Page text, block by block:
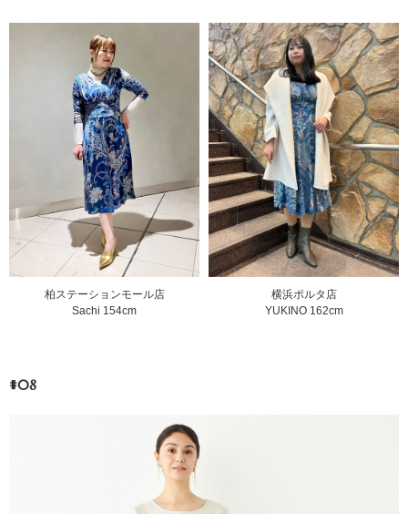
柏ステーションモール店
Sachi 154cm
横浜ポルタ店
YUKINO 162cm
#08